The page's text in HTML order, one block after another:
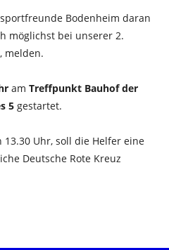
Bodenheim daran
möglichst bei unserer 2.
melden.
amTreffpunkt Bauhof der
5 gestartet.
13.30 Uhr, soll die Helfer eine
Deutsche Rote Kreuz